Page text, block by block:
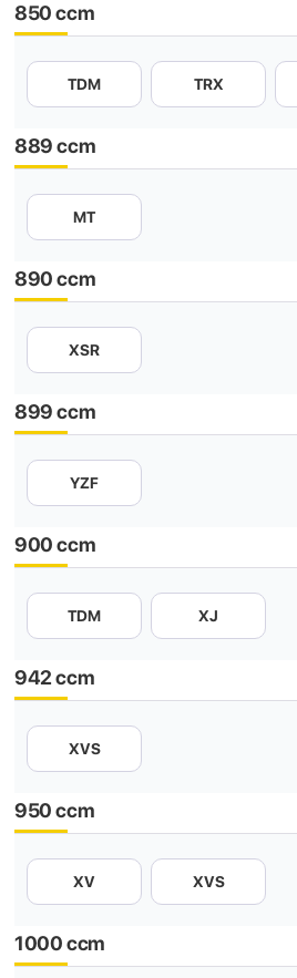
850 ccm
TDM TRX
889 ccm
MT
890 ccm
XSR
899 ccm
YZF
900 ccm
TDM XJ
942 ccm
XVS
950 ccm
XV XVS
1000 ccm